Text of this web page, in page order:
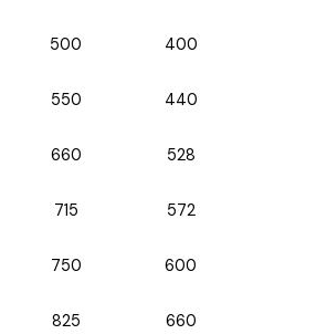
500 400
550 440
660 528
715 572
750 600
825 660